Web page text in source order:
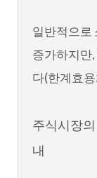
일반적으로
증가하지만
다(한계효
주식시장
내